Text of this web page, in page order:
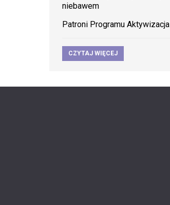
niebawem
Patroni Programu Aktywizacja
CZYTAJ WIĘCEJ